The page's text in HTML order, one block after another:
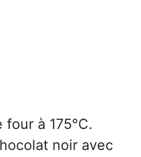
à 175°C.
noir avec